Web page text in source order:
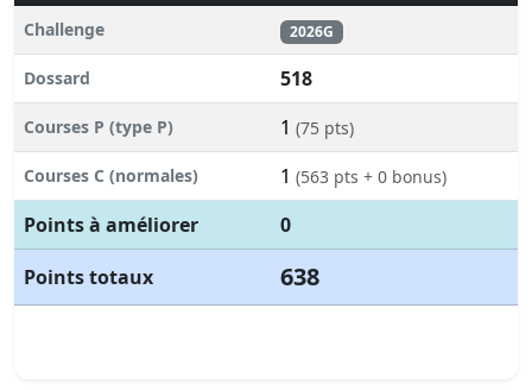
Challenge 2026G
Dossard 518
Courses P (type P) 1 (75 pts)
Courses C (normales) 1 (563 pts + 0 bonus)
Points à améliorer
0
Points totaux
638